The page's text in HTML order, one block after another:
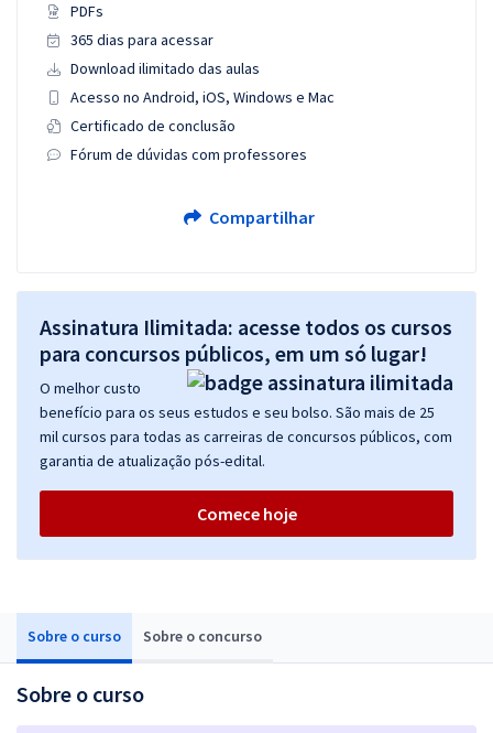
Sobre o curso Sobre o concurso
Sobre o curso
PDFs
365 dias para acessar
Download ilimitado das aulas
Acesso no Android, iOS, Windows e Mac
Certificado de conclusão
Fórum de dúvidas com professores
Compartilhar
Assinatura Ilimitada: acesse todos os cursos
para concursos públicos, em um só lugar!
O melhor custo
benefício para os seus estudos e seu bolso. São mais de 25
mil cursos para todas as carreiras de concursos públicos, com
garantia de atualização pós-edital.
Comece hoje